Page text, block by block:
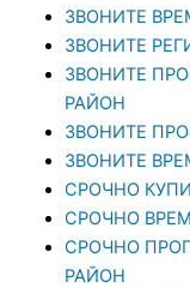
ЗВОНИТЕ
ЗВОНИТЕ
ЗВОНИТЕ
РАЙОН
ЗВОНИТЕ
ЗВОНИТЕ
СРОЧНО
СРОЧНО
СРОЧНО
РАЙОН